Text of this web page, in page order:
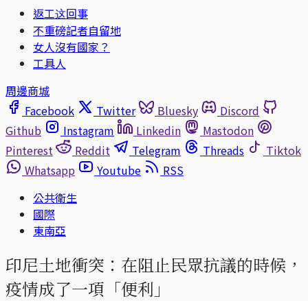
返工这回事
不重磅記者自留地
女人沒有國家？
工具人
周邊商城
Facebook
Twitter Bluesky
Discord
Github
Instagram Linkedin
Mastodon
Pinterest
Reddit Telegram Threads
Tiktok
Whatsapp
Youtube
RSS
公共衛生
國際
東南亞
印尼土地衝突：在阻止民眾抗議的時候，
疫情成了一項「便利」